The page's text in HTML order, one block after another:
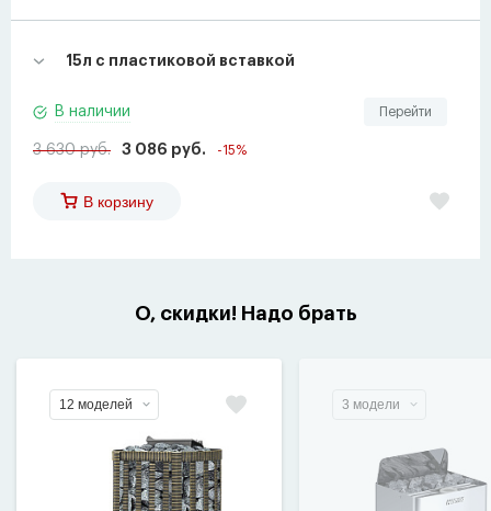
15л с пластиковой вставкой
Перейти
В наличии
3 630 руб. 3 086 руб. -15%
В корзину
О, скидки! Надо брать
12 моделей 3 модели